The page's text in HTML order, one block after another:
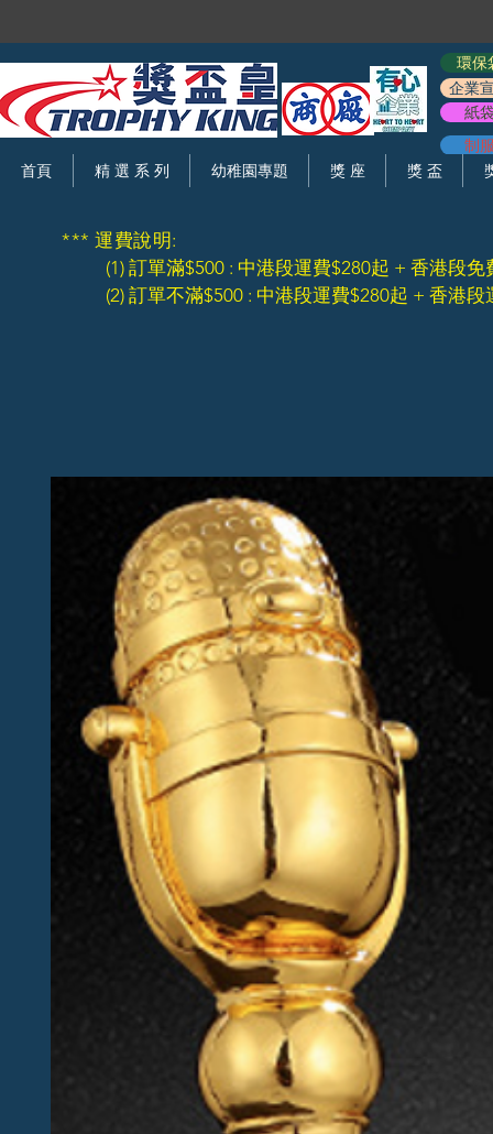
首頁 精 選 系 列 幼稚園專題 獎 座 獎 盃
環保
企業
紙
制
*** 運費說明:
(1) 訂單滿$500 : 中港段運費$280起 + 香港段免
(2) 訂單不滿$500 : 中港段運費$280起 + 香港段